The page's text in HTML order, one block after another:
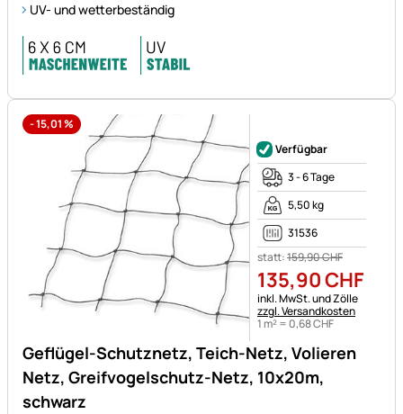
UV- und wetterbeständig
-15,01%
Geflügel-Schutznetz, Teich-Netz, Volieren
Netz, Greifvogelschutz-Netz, 10x20m,
schwarz
Verfügbar
3 - 6 Tage
5,50 kg
31536
statt:159,90CHF
135,90CHF
Steuerhinweis:
inkl. MwSt. und Zölle
zzgl. Versandkosten
1 m² = 0,68CHF